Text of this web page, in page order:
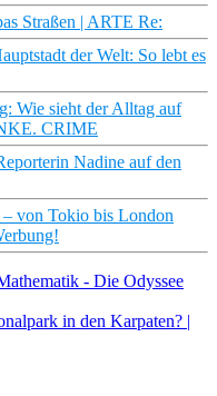
Straßen | ARTE Re:
der Welt: So lebt es
Wie sieht der Alltag auf
CRIME
Nadine auf den
von Tokio bis London
- Die Odyssee
in den Karpaten? |